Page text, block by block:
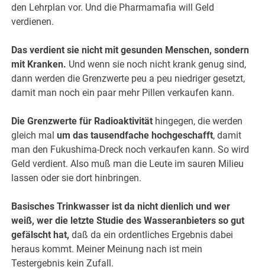
den Lehrplan vor. Und die Pharmamafia will Geld
verdienen.
Das verdient sie nicht mit gesunden Menschen, sondern
mit Kranken. Und wenn sie noch nicht krank genug sind,
dann werden die Grenzwerte peu a peu niedriger gesetzt,
damit man noch ein paar mehr Pillen verkaufen kann.
Die Grenzwerte für Radioaktivität hingegen, die werden
gleich malum das tausendfache hochgeschafft, damit
man den Fukushima-Dreck noch verkaufen kann. So wird
Geld verdient. Also muß man die Leute im sauren Milieu
lassen oder sie dort hinbringen.
Basisches Trinkwasser ist da nicht dienlich und wer
weiß, wer die letzte Studie des Wasseranbieters so gut
gefälscht hat, daß da ein ordentliches Ergebnis dabei
heraus kommt. Meiner Meinung nach ist mein
Testergebnis kein Zufall.